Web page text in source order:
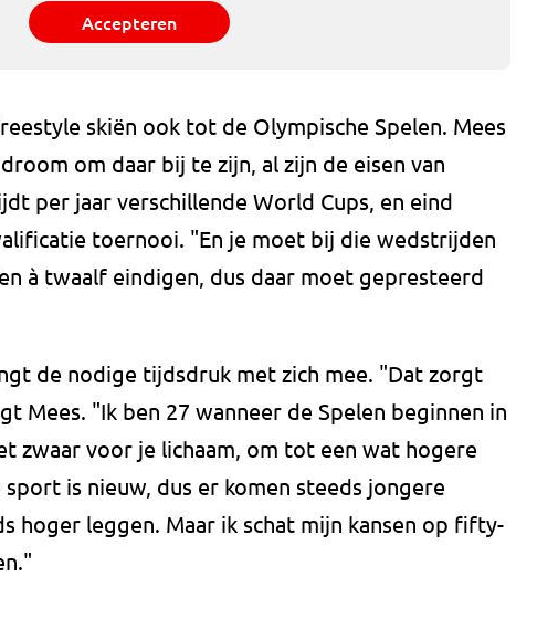
Accepteren
skiën ook tot de Olympische Spelen. Mees
om daar bij te zijn, al zijn de eisen van
per jaar verschillende World Cups, en eind
toernooi. "En je moet bij die wedstrijden
à twaalf eindigen, dus daar moet gepresteerd
de nodige tijdsdruk met zich mee. "Dat zorgt
Mees. "Ik ben 27 wanneer de Spelen beginnen in
zwaar voor je lichaam, om tot een wat hogere
is nieuw, dus er komen steeds jongere
hoger leggen. Maar ik schat mijn kansen op fifty-